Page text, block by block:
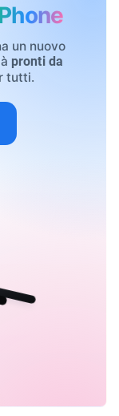
un nuovo
pronti da
tutti.